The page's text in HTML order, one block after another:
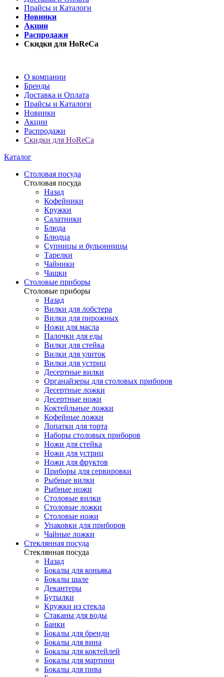
Прайсы и Каталоги
Новинки
Акции
Распродажи
Скидки для HoReCa
О компании
Бренды
Доставка и Оплата
Прайсы и Каталоги
Новинки
Акции
Распродажи
Скидки для HoReCa
Каталог
Столовая посуда
Столовая посуда
Назад
Кофейники
Кружки
Салатники
Блюда
Блюдца
Супницы и бульонницы
Тарелки
Чайники
Чашки
Cтоловые приборы
Cтоловые приборы
Назад
Вилки для лобстера
Вилки для пирожных
Ножи для масла
Палочки для еды
Вилки для стейка
Вилки для улиток
Вилки для устриц
Десертные вилки
Органайзеры для столовых приборов
Десертные ложки
Десертные ножи
Коктейльные ложки
Кофейные ложки
Лопатки для торта
Наборы столовых приборов
Ножи для стейка
Ножи для устриц
Ножи для фруктов
Приборы для сервировки
Рыбные вилки
Рыбные ножи
Столовые вилки
Столовые ложки
Столовые ножи
Упаковки для приборов
Чайные ложки
Стеклянная посуда
Стеклянная посуда
Назад
Бокалы для коньяка
Бокалы шале
Декантеры
Бутылки
Кружки из стекла
Стаканы для воды
Банки
Бокалы для бренди
Бокалы для вина
Бокалы для коктейлей
Бокалы для мартини
Бокалы для пива